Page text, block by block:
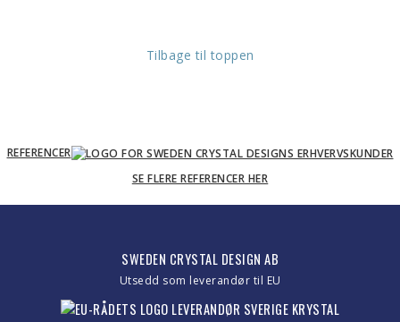
Tilbage til toppen
REFERENCER
SE FLERE REFERENCER HER
SWEDEN CRYSTAL DESIGN AB
Utsedd som leverandør til EU